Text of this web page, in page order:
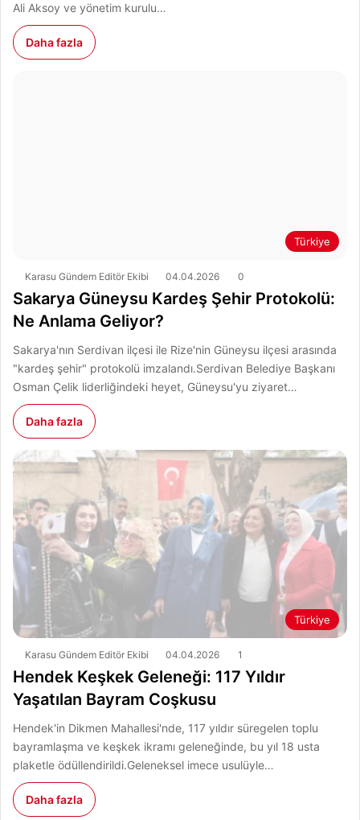
Ali Aksoy ve yönetim kurulu…
Daha fazla
Türkiye
Karasu Gündem Editör Ekibi 04.04.2026 0
Sakarya Güneysu Kardeş Şehir Protokolü:
Ne Anlama Geliyor?
Sakarya'nın Serdivan ilçesi ile Rize'nin Güneysu ilçesi arasında
"kardeş şehir" protokolü imzalandı.Serdivan Belediye Başkanı
Osman Çelik liderliğindeki heyet, Güneysu'yu ziyaret…
Daha fazla
Türkiye
Karasu Gündem Editör Ekibi 04.04.2026 1
Hendek Keşkek Geleneği: 117 Yıldır
Yaşatılan Bayram Coşkusu
Hendek'in Dikmen Mahallesi'nde, 117 yıldır süregelen toplu
bayramlaşma ve keşkek ikramı geleneğinde, bu yıl 18 usta
plaketle ödüllendirildi.Geleneksel imece usulüyle…
Daha fazla